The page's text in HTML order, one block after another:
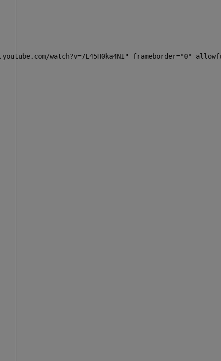
watch?v=7L45H0ka4NI" frameborder="0"